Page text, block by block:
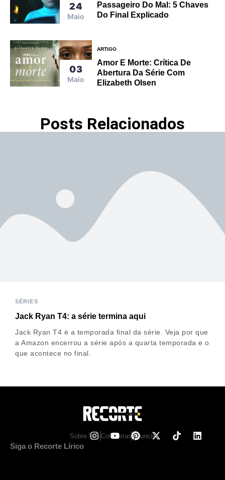
24
Maio
Passageiro Do Mal: 5 Chaves
Do Final Explicado
03
Maio
ARTIGO
Amor E Morte: Crítica De
Abertura Da Série Com
Elizabeth Olsen
Posts Relacionados
SÉRIES
Jack Ryan T4: a série termina aqui
Jack Ryan T4 é a temporada final da série. Veja por que
a Amazon encerrou a série após a quarta temporada e o
que acontece no final.
Sobre NosColunistasAnuncie
Siga o Recorte Lírico